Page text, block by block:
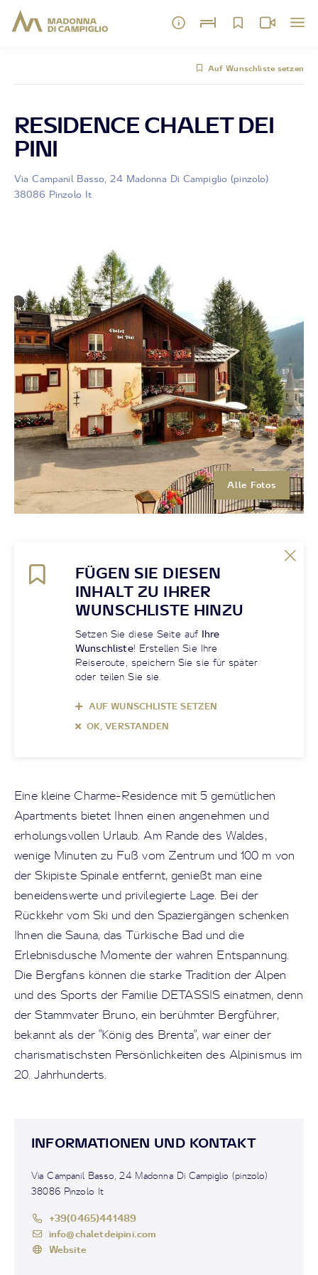
Auf Wunschliste setzen
RESIDENCE CHALET DEI
PINI
Via Campanil Basso, 24 Madonna Di Campiglio (pinzolo)
38086 Pinzolo It
Alle Fotos
FÜGEN SIE DIESEN
INHALT ZU IHRER
WUNSCHLISTE HINZU
Setzen Sie diese Seite auf Ihre
Wunschliste! Erstellen Sie Ihre
Reiseroute, speichern Sie sie für später
oder teilen Sie sie.
AUF WUNSCHLISTE SETZEN
OK, VERSTANDEN
Eine kleine Charme-Residence mit 5 gemütlichen
Apartments bietet Ihnen einen angenehmen und
erholungsvollen Urlaub. Am Rande des Waldes,
wenige Minuten zu Fuß vom Zentrum und 100 m von
der Skipiste Spinale entfernt, genießt man eine
beneidenswerte und privilegierte Lage. Bei der
Rückkehr vom Ski und den Spaziergängen schenken
Ihnen die Sauna, das Türkische Bad und die
Erlebnisdusche Momente der wahren Entspannung.
Die Bergfans können die starke Tradition der Alpen
und des Sports der Familie DETASSIS einatmen, denn
der Stammvater Bruno, ein berühmter Bergführer,
bekannt als der "König des Brenta", war einer der
charismatischsten Persönlichkeiten des Alpinismus im
20. Jahrhunderts.
INFORMATIONEN UND KONTAKT
Via Campanil Basso, 24 Madonna Di Campiglio (pinzolo)
38086 Pinzolo It
+39(0465)441489
info@chaletdeipini.com
Website